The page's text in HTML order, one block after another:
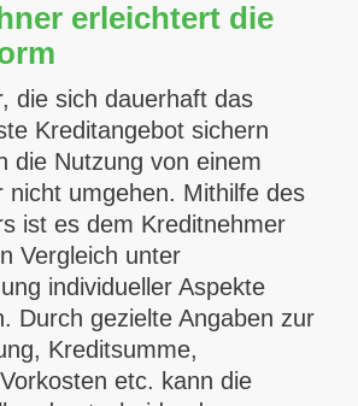
erleichtert die
die sich dauerhaft das
Kreditangebot sichern
die Nutzung von einem
nicht umgehen. Mithilfe des
ist es dem Kreditnehmer
Vergleich unter
individueller Aspekte
Durch gezielte Angaben zur
Kreditsumme,
etc. kann die